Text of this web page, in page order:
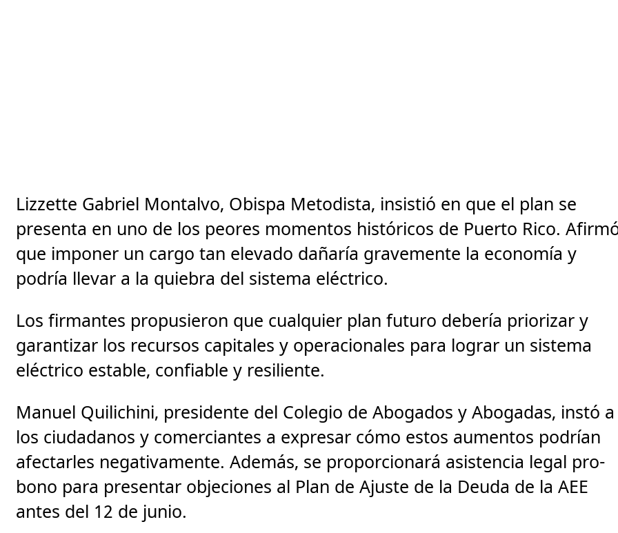
Lizzette Gabriel Montalvo, Obispa Metodista, insistió en que el plan se
presenta en uno de los peores momentos históricos de Puerto Rico.
que imponer un cargo tan elevado dañaría gravemente la economía y
podría llevar a la quiebra del sistema eléctrico.
Los firmantes propusieron que cualquier plan futuro debería priorizar y
garantizar los recursos capitales y operacionales para lograr un sistema
eléctrico estable, confiable y resiliente.
Manuel Quilichini, presidente del Colegio de Abogados y Abogadas, instó a
los ciudadanos y comerciantes a expresar cómo estos aumentos podrían
afectarles negativamente. Además, se proporcionará asistencia legal pro-
bono para presentar objeciones al Plan de Ajuste de la Deuda de la AEE
antes del 12 de junio.